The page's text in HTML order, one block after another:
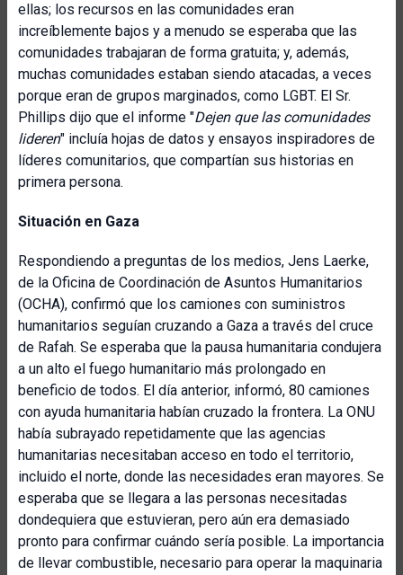
ellas; los recursos en las comunidades eran
increíblemente bajos y a menudo se esperaba que las
comunidades trabajaran de forma gratuita; y, además,
muchas comunidades estaban siendo atacadas, a veces
porque eran de grupos marginados, como LGBT. El Sr.
Phillips dijo que el informe "Dejen que las comunidades
lideren" incluía hojas de datos y ensayos inspiradores de
líderes comunitarios, que compartían sus historias en
primera persona.
Situación en Gaza
Respondiendo a preguntas de los medios, Jens Laerke,
de la Oficina de Coordinación de Asuntos Humanitarios
(OCHA), confirmó que los camiones con suministros
humanitarios seguían cruzando a Gaza a través del cruce
de Rafah. Se esperaba que la pausa humanitaria condujera
a un alto el fuego humanitario más prolongado en
beneficio de todos. El día anterior, informó, 80 camiones
con ayuda humanitaria habían cruzado la frontera. La ONU
había subrayado repetidamente que las agencias
humanitarias necesitaban acceso en todo el territorio,
incluido el norte, donde las necesidades eran mayores. Se
esperaba que se llegara a las personas necesitadas
dondequiera que estuvieran, pero aún era demasiado
pronto para confirmar cuándo sería posible. La importancia
de llevar combustible, necesario para operar la maquinaria